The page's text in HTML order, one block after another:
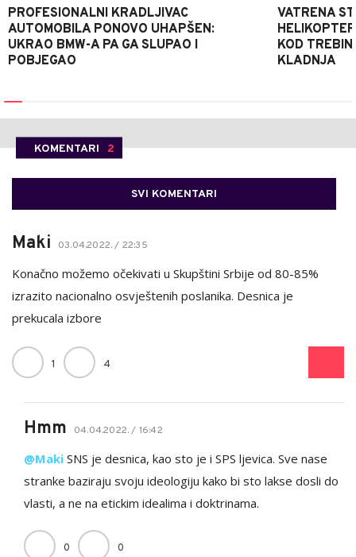
PROFESIONALNI KRADLJIVAC
AUTOMOBILA PONOVO UHAPŠEN:
UKRAO BMW-A PA GA SLUPAO I
POBJEGAO
VATRENA
KOD
KLADNJA
KOMENTARI 2
SVI KOMENTARI
Maki 03.04.2022. / 22:35
Konačno možemo očekivati u Skupštini Srbije od 80-85%
izrazito nacionalno osvještenih poslanika. Desnica je
prekucala izbore
1 4
Hmm 04.04.2022. / 16:42
@Maki SNS je desnica, kao sto je i SPS ljevica. Sve nase
stranke baziraju svoju ideologiju kako bi sto lakse dosli do
vlasti, a ne na etickim idealima i doktrinama.
0 0